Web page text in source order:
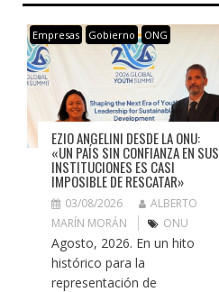
Empresas Gobierno ONG
EZIO ANGELINI DESDE LA ONU:
«UN PAÍS SIN CONFIANZA EN SUS
INSTITUCIONES ES CASI
IMPOSIBLE DE RESCATAR»
03/08/2026
ALBERTO
MARÍN MORÁN
ONU
Agosto, 2026. En un hito
histórico para la
representación de